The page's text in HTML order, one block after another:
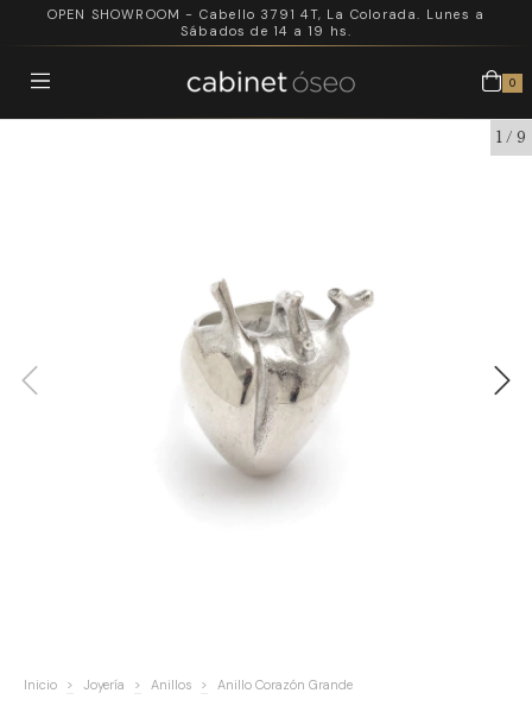
OPEN SHOWROOM - Cabello 3791 4T, La Colorada. Lunes a
Sábados de 14 a 19 hs.
0
1 / 9
Inicio > Joyería > Anillos > Anillo Corazón Grande